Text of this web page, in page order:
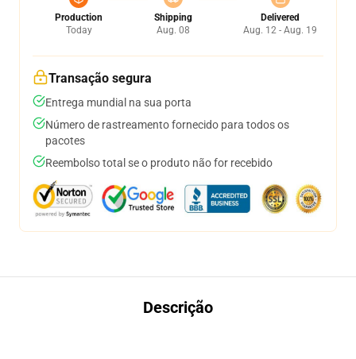
Production
Today
Shipping
Aug. 08
Delivered
Aug. 12 - Aug. 19
Transação segura
Entrega mundial na sua porta
Número de rastreamento fornecido para todos os
pacotes
Reembolso total se o produto não for recebido
Descrição